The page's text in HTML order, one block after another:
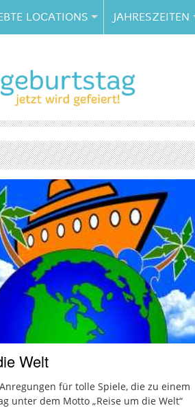
LOCATIONS JAHRESZEITEN
Welt
für tolle Spiele, die zu einem
unter dem Motto „Reise um die Welt“